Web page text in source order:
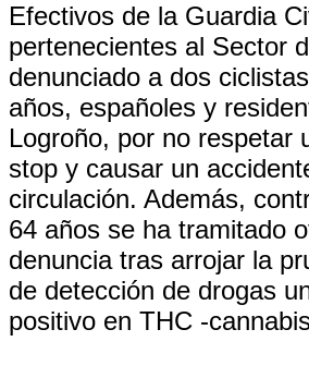
Efectivos de la Guardia
pertenecientes al Sector
denunciado a dos
años, españoles y
Logroño, por no respetar
stop y causar un
circulación. Además,
64 años se ha tramitado
denuncia tras arrojar la
de detección de drogas
positivo en THC -